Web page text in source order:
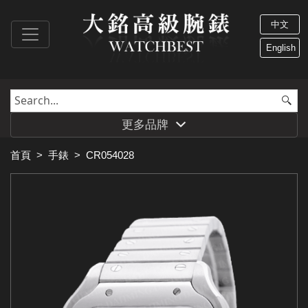
中文
English
更多品牌
首頁 > 手錶 > CR054028